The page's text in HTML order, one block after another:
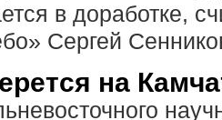
в доработке,
Сергей
на